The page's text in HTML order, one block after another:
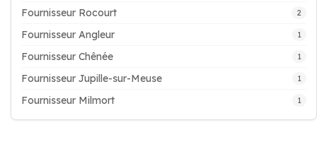
Fournisseur Rocourt 2
Fournisseur Angleur 1
Fournisseur Chênée 1
Fournisseur Jupille-sur-Meuse 1
Fournisseur Milmort 1